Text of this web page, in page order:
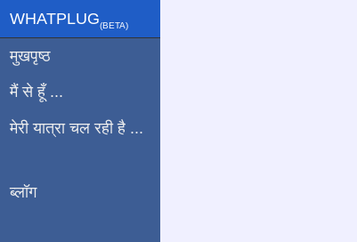
WHATPLUG(ΒETA)
मुखपृष्ठ
मैं से हूँ ...
मेरी यात्रा चल रही है ...
ब्लॉग